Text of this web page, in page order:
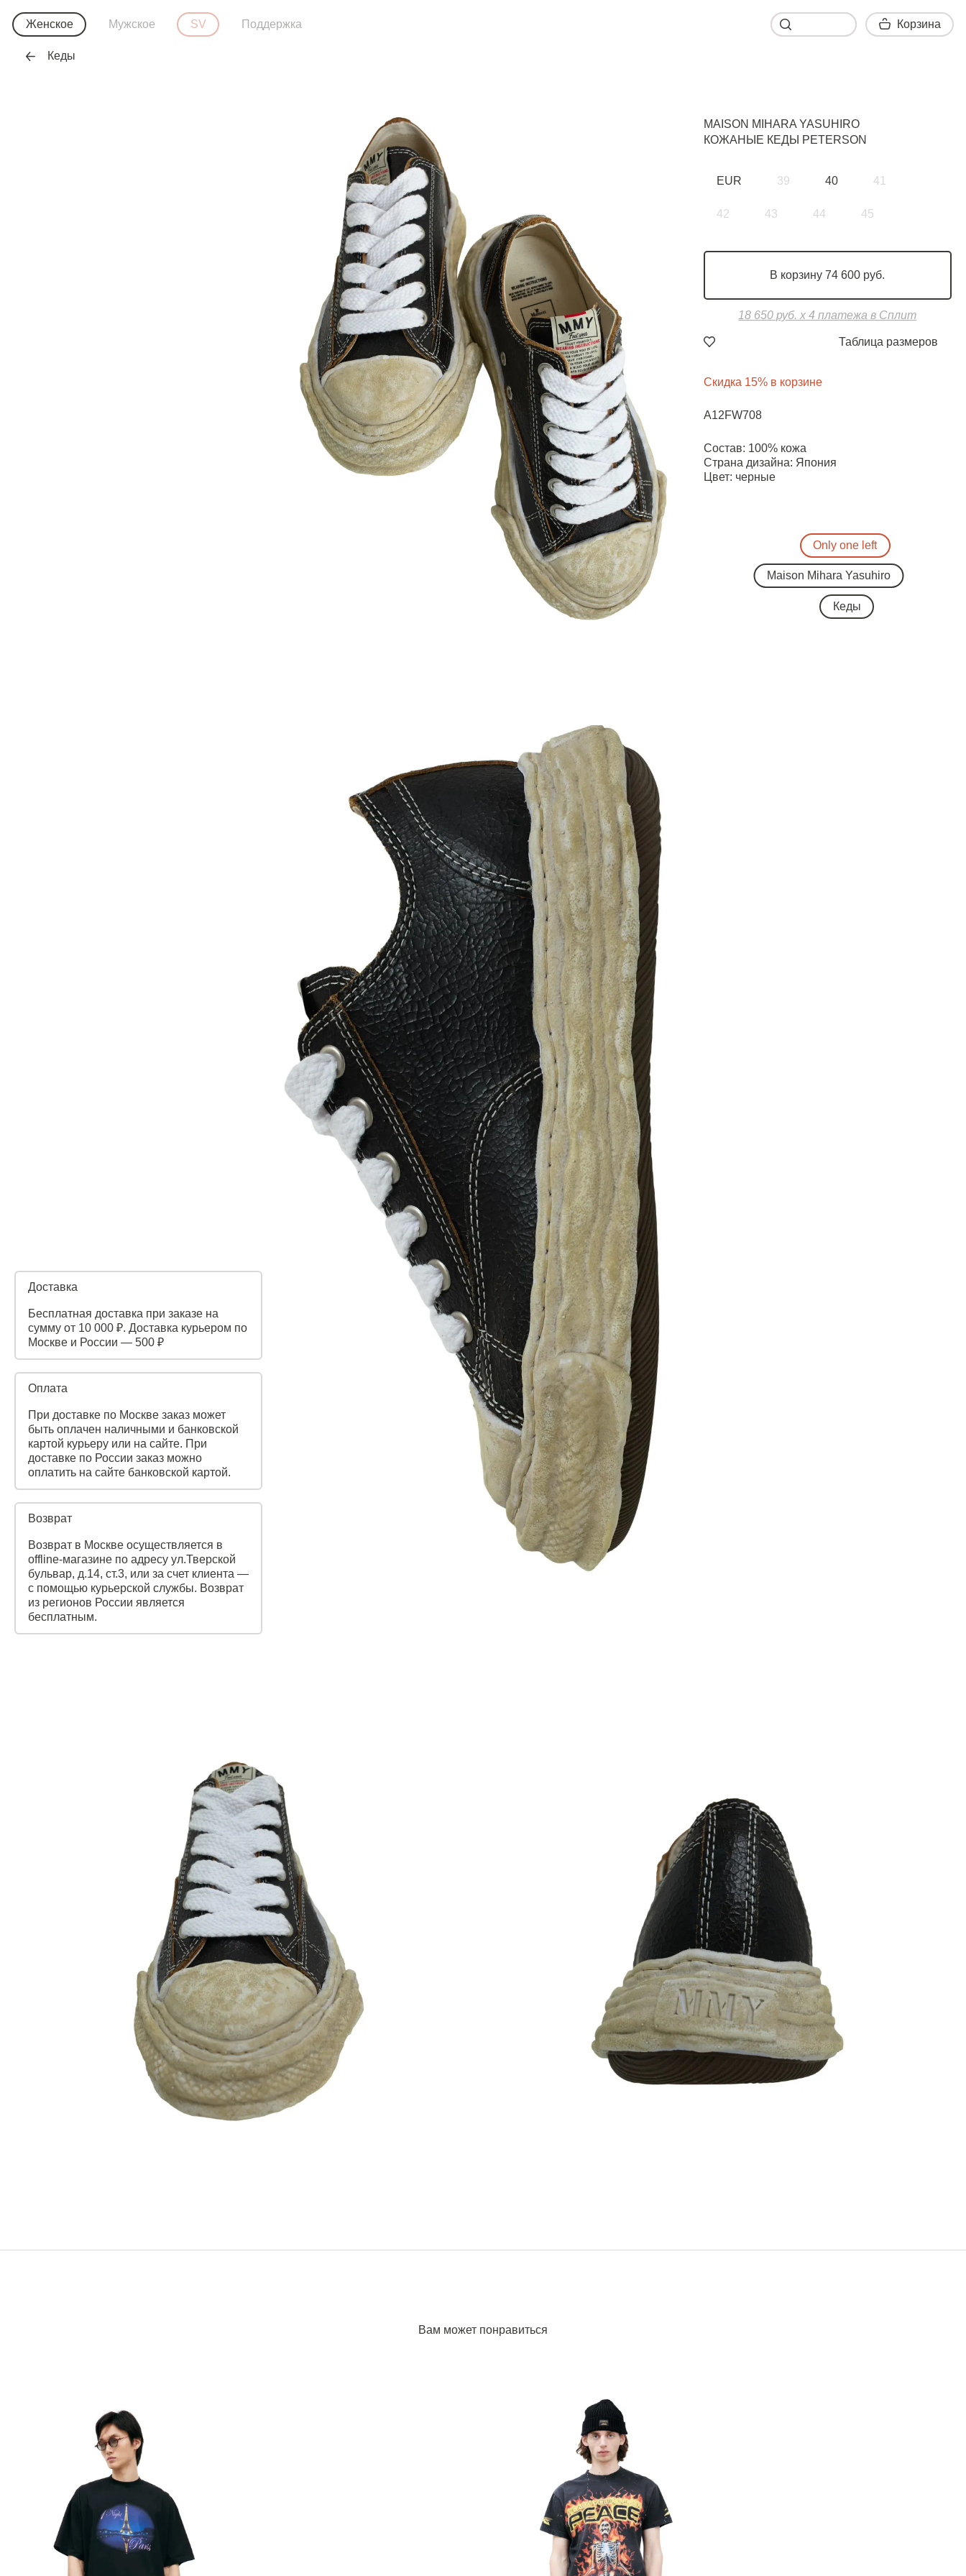
MAISON MIHARA YASUHIRO
КОЖАНЫЕ КЕДЫ PETERSON
EUR 39 40 41
42 43 44 45
В корзину 74 600 руб.
18 650 руб. х 4 платежа в Сплит
Таблица размеров
Скидка 15% в корзине
A12FW708
Состав: 100% кожа
Страна дизайна: Япония
Цвет: черные
Only one left
Maison Mihara Yasuhiro
Кеды
Доставка
Бесплатная доставка при заказе на
сумму от 10 000 ₽. Доставка курьером по
Москве и России — 500 ₽
Оплата
При доставке по Москве заказ может
быть оплачен наличными и банковской
картой курьеру или на сайте. При
доставке по России заказ можно
оплатить на сайте банковской картой.
Возврат
Возврат в Москве осуществляется в
offline-магазине по адресу ул.Тверской
бульвар, д.14, ст.3, или за счет клиента —
с помощью курьерской службы. Возврат
из регионов России является
бесплатным.
Вам может понравиться
Женское Мужское SV Поддержка Корзина
Кеды
Корзина